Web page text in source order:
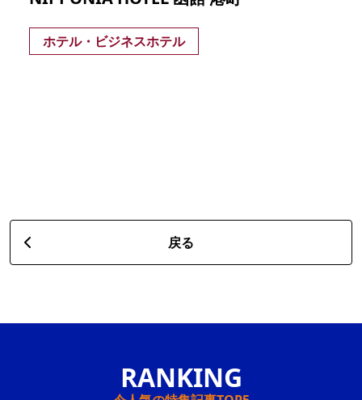
ホテル・ビジネスホテル
戻る